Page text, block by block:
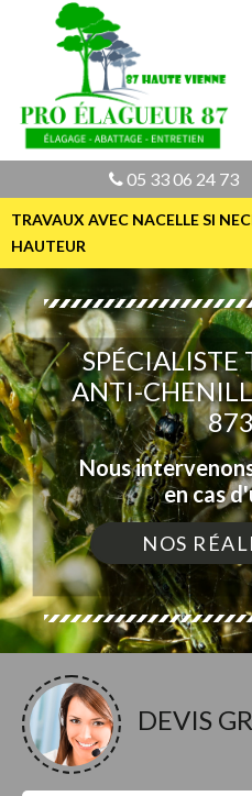
05 33 06 24 73
TRAVAUX AVEC NACELLE SI
HAUTEUR
ANTI-
Nous
en cas
NOS
DEVIS